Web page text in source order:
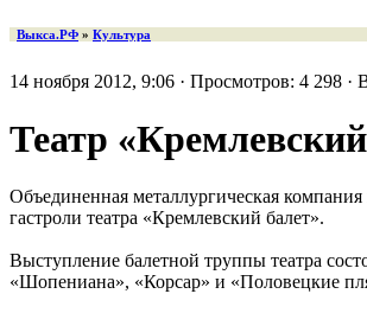
Выкса.РФ » Культура
14 ноября 2012, 9:06 · Просмотров: 4 298 ·
Театр
Объединенная металлургическая
гастроли театра «Кремлевский балет».
Выступление балетной труппы театра
«Шопениана», «Корсар» и «Половецкие